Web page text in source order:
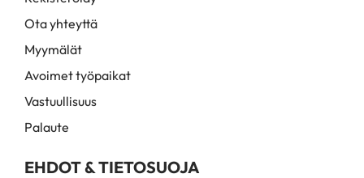
Ota yhteyttä
Myymälät
Avoimet työpaikat
Vastuullisuus
Palaute
EHDOT & TIETOSUOJA